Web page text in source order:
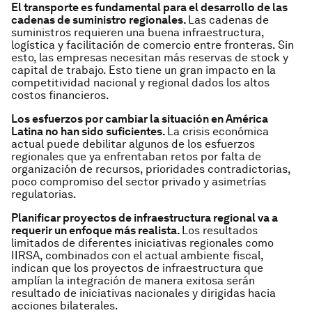
El transporte es fundamental para el desarrollo de las
cadenas de suministro regionales. Las cadenas de
suministros requieren una buena infraestructura,
logística y facilitación de comercio entre fronteras. Sin
esto, las empresas necesitan más reservas de stock y
capital de trabajo. Esto tiene un gran impacto en la
competitividad nacional y regional dados los altos
costos financieros.
Los esfuerzos por cambiar la situación en América
Latina no han sido suficientes. La crisis económica
actual puede debilitar algunos de los esfuerzos
regionales que ya enfrentaban retos por falta de
organización de recursos, prioridades contradictorias,
poco compromiso del sector privado y asimetrías
regulatorias.
Planificar proyectos de infraestructura regional va a
requerir un enfoque más realista. Los resultados
limitados de diferentes iniciativas regionales como
IIRSA, combinados con el actual ambiente fiscal,
indican que los proyectos de infraestructura que
amplían la integración de manera exitosa serán
resultado de iniciativas nacionales y dirigidas hacia
acciones bilaterales.